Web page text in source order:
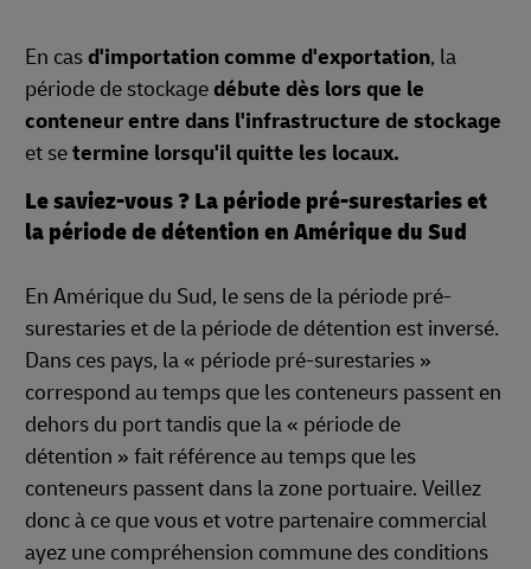
En casd'importation comme d'exportation, la
période de stockagedébute dès lors que le
conteneur entre dans l'infrastructure de stockage
et setermine lorsqu'il quitte les locaux.
Le saviez-vous ? La période pré-surestaries et
la période de détention en Amérique du Sud
En Amérique du Sud, le sens de la période pré-
surestaries et de la période de détention est inversé.
Dans ces pays, la « période pré-surestaries »
correspond au temps que les conteneurs passent en
dehors du port tandis que la « période de
détention » fait référence au temps que les
conteneurs passent dans la zone portuaire. Veillez
donc à ce que vous et votre partenaire commercial
ayez une compréhension commune des conditions